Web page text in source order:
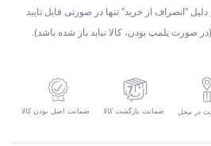
"انصراف از خرید" تنها در صورتی قابل تایید
صورت پلمپ بودن، کالا نباید باز شده باشد).
در محل ضمانت بازگشت کالا ضمانت اصل بودن کالا